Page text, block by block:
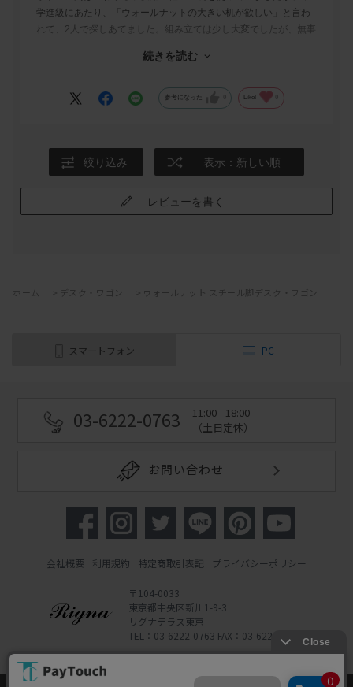
学進級にあたり、「ウォールナットの大きい机が欲しい」と言わ
れて、2人で探しあてました。組み立ては少し大変でしたが、無事
で、教科書やプリントが多くなっても、勉強するスペースに困ら
続きを読む
参考になった Like!
絞り込み 表示：新しい順
レビューを書く
ホーム デスク・ワゴン ウォールナット スチール脚デスク・ワゴン
スマートフォン PC
03-6222-0763
11:00 - 18:00
（土日定休）
お問い合わせ
会社概要 利用規約 特定商取引表記 プライバシーポリシー
〒104-0033
東京都中央区新川1-9-3
リグナテラス東京
TEL：03-6222-0763 FAX：03-6222-0762
Powered by Watahan Partners Co., Ltd.